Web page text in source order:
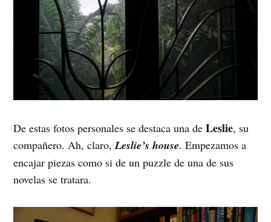
De estas fotos personales se destaca una deLeslie, su
compañero. Ah, claro,Leslie’s house. Empezamos a
encajar piezas como si de un puzzle de una de sus
novelas se tratara.